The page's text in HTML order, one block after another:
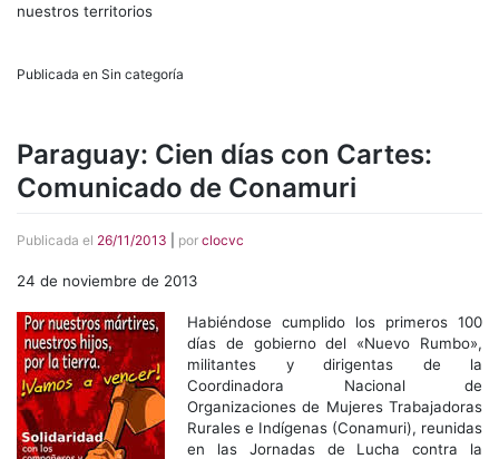
nuestros territorios
Publicada en Sin categoría
Paraguay: Cien días con Cartes:
Comunicado de Conamuri
Publicada el 26/11/2013 por clocvc
24 de noviembre de 2013
Habiéndose cumplido los primeros 100
días de gobierno del «Nuevo Rumbo»,
militantes y dirigentas de la
Coordinadora Nacional de
Organizaciones de Mujeres Trabajadoras
Rurales e Indígenas (Conamuri), reunidas
en las Jornadas de Lucha contra la